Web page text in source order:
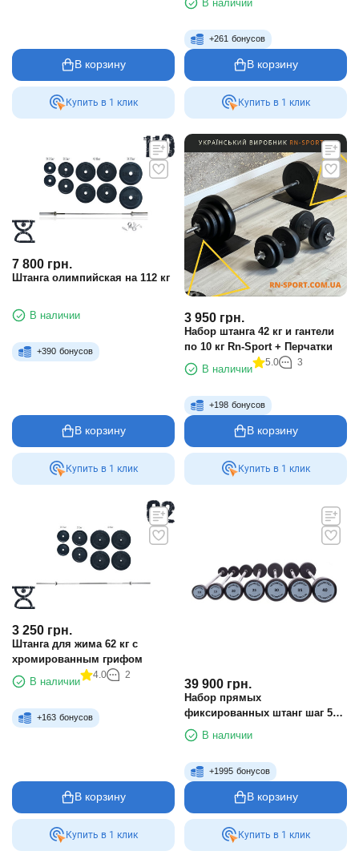
В корзину
Купить в 1 клик
В наличии
+261 бонусов
В корзину
Купить в 1 клик
7 800 грн.
Штанга олимпийская на 112 кг
В наличии
+390 бонусов
В корзину
Купить в 1 клик
3 950 грн.
Набор штанга 42 кг и гантели
по 10 кг Rn-Sport + Перчатки
В наличии
5.0 3
+198 бонусов
В корзину
Купить в 1 клик
3 250 грн.
Штанга для жима 62 кг с
хромированным грифом
В наличии
4.0 2
+163 бонусов
В корзину
Купить в 1 клик
39 900 грн.
Набор прямых
фиксированных штанг шаг 5
вес 175 кг Technogym TGP-10-
40
В наличии
+1995 бонусов
В корзину
Купить в 1 клик